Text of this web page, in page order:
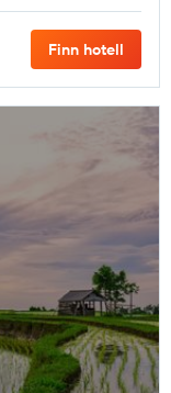
Finn hotell